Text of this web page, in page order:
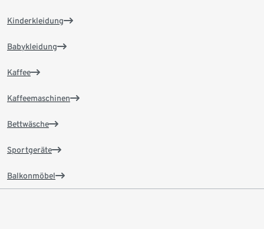
Kinderkleidung
Babykleidung
Kaffee
Kaffeemaschinen
Bettwäsche
Sportgeräte
Balkonmöbel